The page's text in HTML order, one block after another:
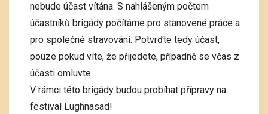
nebude účast vítána. S nahlášeným počtem
účastníků brigády počítáme pro stanovené práce a
pro společné stravování. Potvrďte tedy účast,
pouze pokud víte, že přijedete, případně se včas z
účasti omluvte.
V rámci této brigády budou probíhat přípravy na
festival Lughnasad!